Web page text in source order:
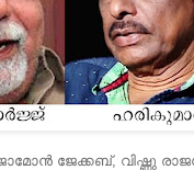
ജേക്കബ്, വിഷ്ണു